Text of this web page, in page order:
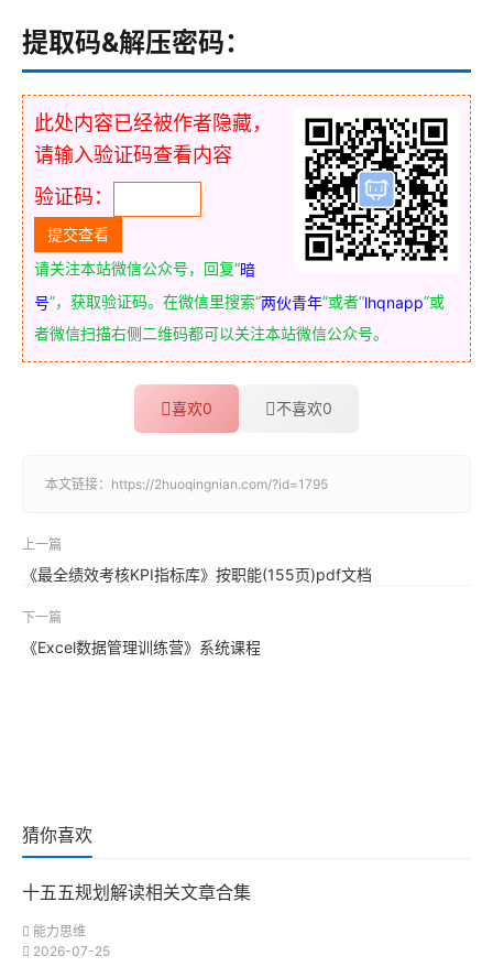
提取码&解压密码：
此处内容已经被作者隐藏，
请输入验证码查看内容
验证码：
请关注本站微信公众号，回复“暗
号”，获取验证码。在微信里搜索“两伙青年”或者“lhqnapp”或
者微信扫描右侧二维码都可以关注本站微信公众号。
喜欢0 不喜欢0
本文链接： https://2huoqingnian.com/?id=1795
上一篇
《最全绩效考核KPI指标库》按职能(155页)pdf文档
下一篇
《Excel数据管理训练营》系统课程
猜你喜欢
十五五规划解读相关文章合集
能力思维
2026-07-25